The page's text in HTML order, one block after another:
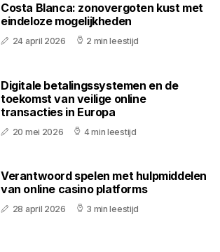
Costa Blanca: zonovergoten kust met
eindeloze mogelijkheden
24 april 2026 2 min leestijd
Digitale betalingssystemen en de
toekomst van veilige online
transacties in Europa
20 mei 2026 4 min leestijd
Verantwoord spelen met hulpmiddelen
van online casino platforms
28 april 2026 3 min leestijd